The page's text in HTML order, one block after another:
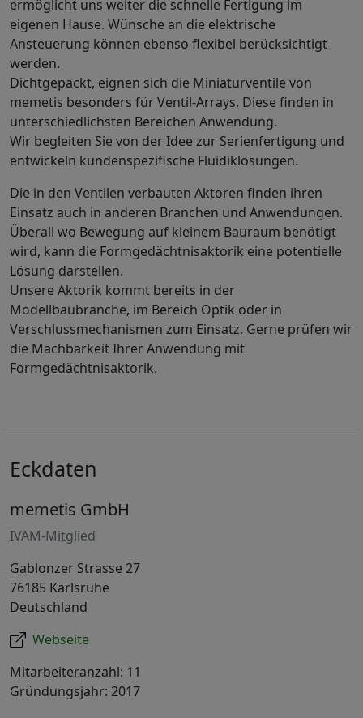
ermöglicht uns weiter die schnelle Fertigung im
eigenen Hause. Wünsche an die elektrische
Ansteuerung können ebenso flexibel berücksichtigt
werden.
Dichtgepackt, eignen sich die Miniaturventile von
memetis besonders für Ventil-Arrays. Diese finden in
unterschiedlichsten Bereichen Anwendung.
Wir begleiten Sie von der Idee zur Serienfertigung und
entwickeln kundenspezifische Fluidiklösungen.
Die in den Ventilen verbauten Aktoren finden ihren
Einsatz auch in anderen Branchen und Anwendungen.
Überall wo Bewegung auf kleinem Bauraum benötigt
wird, kann die Formgedächtnisaktorik eine potentielle
Lösung darstellen.
Unsere Aktorik kommt bereits in der
Modellbaubranche, im Bereich Optik oder in
Verschlussmechanismen zum Einsatz. Gerne prüfen wir
die Machbarkeit Ihrer Anwendung mit
Formgedächtnisaktorik.
Eckdaten
memetis GmbH
IVAM-Mitglied
Gablonzer Strasse 27
76185 Karlsruhe
Deutschland
Webseite
Mitarbeiteranzahl: 11
Gründungsjahr: 2017